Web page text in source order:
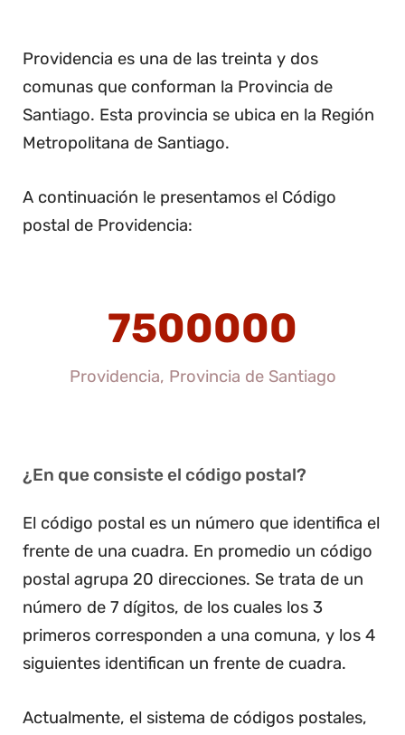
Providencia es una de las treinta y dos
comunas que conforman la Provincia de
Santiago. Esta provincia se ubica en la Región
Metropolitana de Santiago.
A continuación le presentamos el Código
postal de Providencia:
7500000
Providencia, Provincia de Santiago
¿En que consiste el código postal?
El código postal es un número que identifica el
frente de una cuadra. En promedio un código
postal agrupa 20 direcciones. Se trata de un
número de 7 dígitos, de los cuales los 3
primeros corresponden a una comuna, y los 4
siguientes identifican un frente de cuadra.
Actualmente, el sistema de códigos postales,